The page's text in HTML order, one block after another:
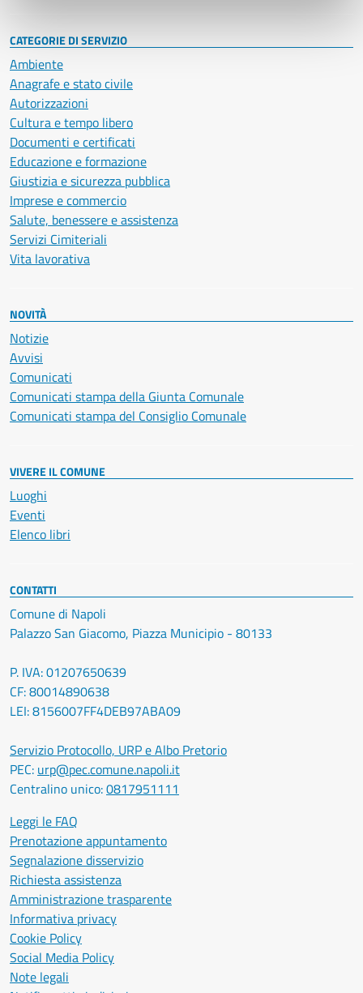
CATEGORIE DI SERVIZIO
Ambiente
Anagrafe e stato civile
Autorizzazioni
Cultura e tempo libero
Documenti e certificati
Educazione e formazione
Giustizia e sicurezza pubblica
Imprese e commercio
Salute, benessere e assistenza
Servizi Cimiteriali
Vita lavorativa
NOVITÀ
Notizie
Avvisi
Comunicati
Comunicati stampa della Giunta Comunale
Comunicati stampa del Consiglio Comunale
VIVERE IL COMUNE
Luoghi
Eventi
Elenco libri
CONTATTI
Comune di Napoli
Palazzo San Giacomo, Piazza Municipio - 80133
P. IVA: 01207650639
CF: 80014890638
LEI: 8156007FF4DEB97ABA09
Servizio Protocollo, URP e Albo Pretorio
PEC: urp@pec.comune.napoli.it
Centralino unico:0817951111
Leggi le FAQ
Prenotazione appuntamento
Segnalazione disservizio
Richiesta assistenza
Amministrazione trasparente
Informativa privacy
Cookie Policy
Social Media Policy
Note legali